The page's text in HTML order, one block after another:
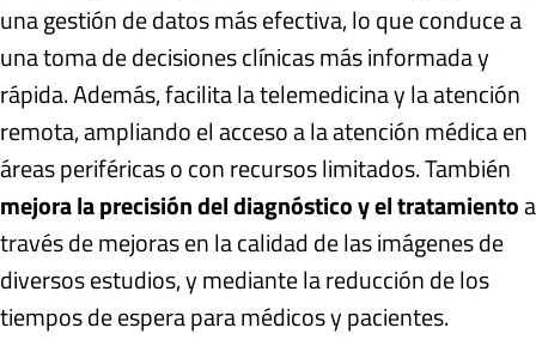
una gestión de datos más efectiva, lo que conduce a
una toma de decisiones clínicas más informada y
rápida. Además, facilita la telemedicina y la atención
remota, ampliando el acceso a la atención médica en
áreas periféricas o con recursos limitados. También
mejora la precisión del diagnóstico y el tratamientoa
través de mejoras en la calidad de las imágenes de
diversos estudios, y mediante la reducción de los
tiempos de espera para médicos y pacientes.